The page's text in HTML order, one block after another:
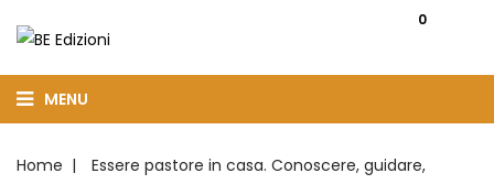
0
MENU
Home
Essere pastore in casa. Conoscere, guidare,